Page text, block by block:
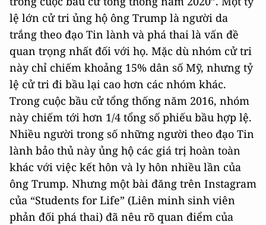
lệ lớn cử tri ủng hộ ông Trump là người da
trắng theo đạo Tin lành và phá thai là vấn đề
quan trọng nhất đối với họ. Mặc dù nhóm cử tri
này chỉ chiếm khoảng 15% dân số Mỹ, nhưng tỷ
lệ cử tri đi bầu lại cao hơn các nhóm khác.
Trong cuộc bầu cử tổng thống năm 2016, nhóm
này chiếm tới hơn 1/4 tổng số phiếu bầu hợp lệ.
Nhiều người trong số những người theo đạo Tin
lành bảo thủ này ủng hộ các giá trị hoàn toàn
khác với việc kết hôn và ly hôn nhiều lần của
ông Trump. Nhưng một bài đăng trên Instagram
của “Students for Life” (Liên minh sinh viên
phản đối phá thai) đã nêu rõ quan điểm của